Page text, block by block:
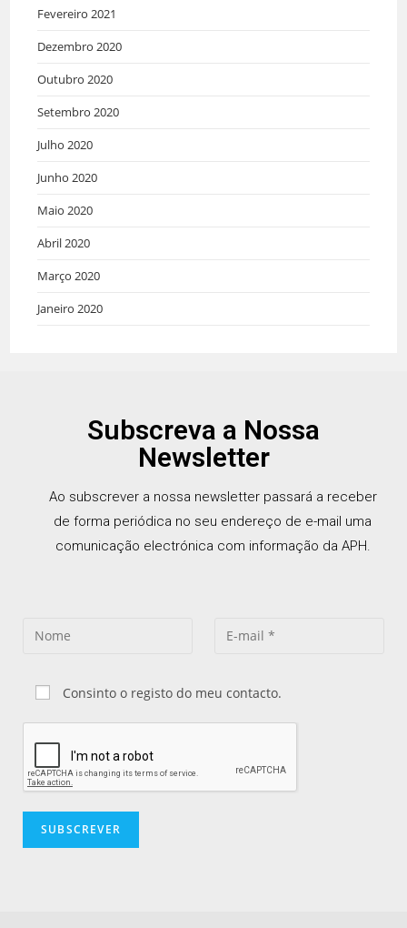
Fevereiro 2021
Dezembro 2020
Outubro 2020
Setembro 2020
Julho 2020
Junho 2020
Maio 2020
Abril 2020
Março 2020
Janeiro 2020
Subscreva a Nossa
Newsletter
Ao subscrever a nossa newsletter passará a receber
de forma periódica no seu endereço de e-mail uma
comunicação electrónica com informação da APH.
Consinto o registo do meu contacto.